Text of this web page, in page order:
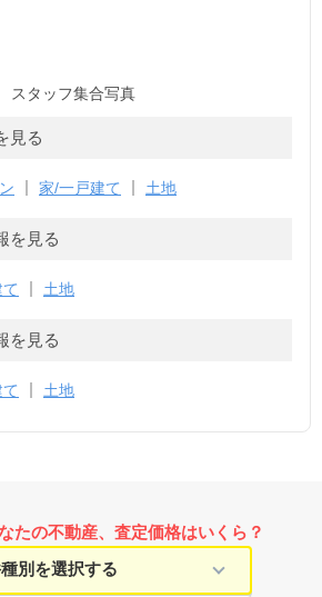
スタッフ集合写真
見る
家/一戸建て 土地
を見る
土地
を見る
土地
たの不動産、査定価格はいくら？